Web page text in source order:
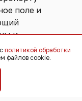
поле и
и
не
службе
политикой обработки
файлов cookie.